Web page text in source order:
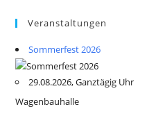
Veranstaltungen
Sommerfest 2026
29.08.2026, Ganztägig Uhr
Wagenbauhalle